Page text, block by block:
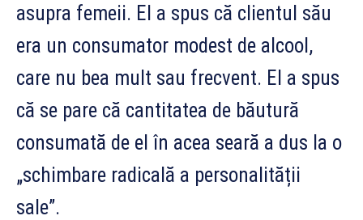
asupra femeii. El a spus că clientul său
era un consumator modest de alcool,
care nu bea mult sau frecvent. El a spus
că se pare că cantitatea de băutură
consumată de el în acea seară a dus la o
„schimbare radicală a personalității
sale”.